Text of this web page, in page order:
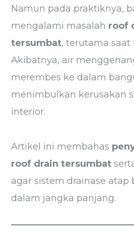
Namun pada praktiknya,
mengalami masalah roof
tersumbat, terutama saat
Akibatnya, air
merembes ke dalam
menimbulkan kerusakan
interior.
Artikel ini membahas
roof drain tersumbat
agar sistem drainase atap
dalam jangka panjang.